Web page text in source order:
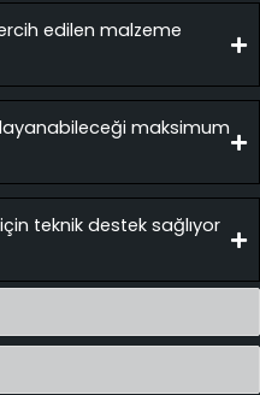
edilen malzeme
maksimum
teknik destek sağlıyor